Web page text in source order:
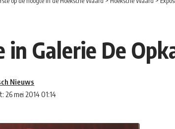
in Galerie De
26 mei 2014 01:14
Nieuws